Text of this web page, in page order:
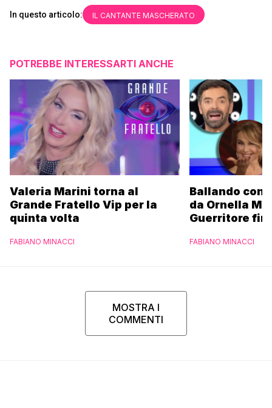
In questo articolo: IL CANTANTE MASCHERATO
POTREBBE INTERESSARTI ANCHE
Valeria Marini torna al
Grande Fratello Vip per la
quinta volta
FABIANO MINACCI
Ballando con
da Ornella
Guerritore
l’esclusiva di
FABIANO MINACCI
MOSTRA I
COMMENTI